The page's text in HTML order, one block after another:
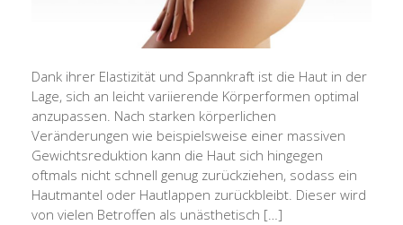
Dank ihrer Elastizität und Spannkraft ist die Haut in der
Lage, sich an leicht variierende Körperformen optimal
anzupassen. Nach starken körperlichen
Veränderungen wie beispielsweise einer massiven
Gewichtsreduktion kann die Haut sich hingegen
oftmals nicht schnell genug zurückziehen, sodass ein
Hautmantel oder Hautlappen zurückbleibt. Dieser wird
von vielen Betroffen als unästhetisch […]